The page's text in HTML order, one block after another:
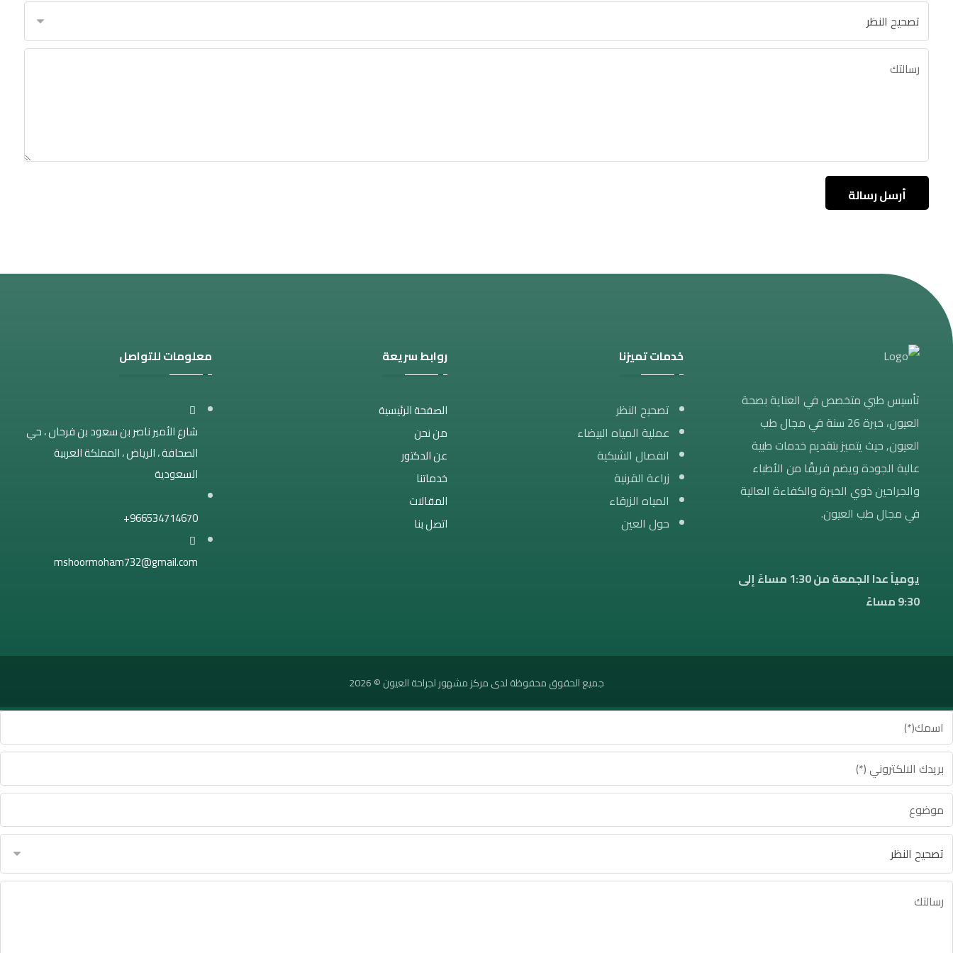
تأسيس طبي متخصص في العناية بصحة
العيون، خبرة 26 سنة في مجال طب
العيون, حيث يتميز بتقديم خدمات طبية
عالية الجودة ويضم فريقًا من الأطباء
والجراحين ذوي الخبرة والكفاءة العالية
في مجال طب العيون.
يومياً عدا الجمعة من 1:30 مساءََ إلى
9:30 مساءً
خدمات تميزنا
تصحيح النظر​
عملية المياه البيضاء
انفصال الشبكية
زراعة القرنية
المياه الزرقاء
حول العين
روابط سريعة
الصفحة الرئيسية
من نحن
عن الدكتور
خدماتنا
المقالات
اتصل بنا
معلومات للتواصل
شارع الأمير ناصر بن سعود بن فرحان ، حي
الصحافة ، الرياض ، المملكة العربية
السعودية
966534714670+
mshoormoham732@gmail.com
جميع الحقوق محفوظة لدى مركز مشهور لجراحة العيون © 2026